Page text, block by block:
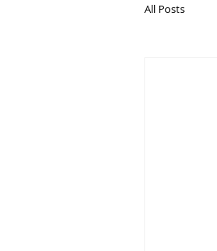
All Posts